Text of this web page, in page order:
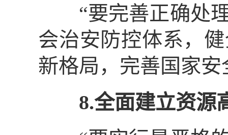
“要完善正确处理
会治安防控体系，
新格局，完善国家安
8.全面建立资源